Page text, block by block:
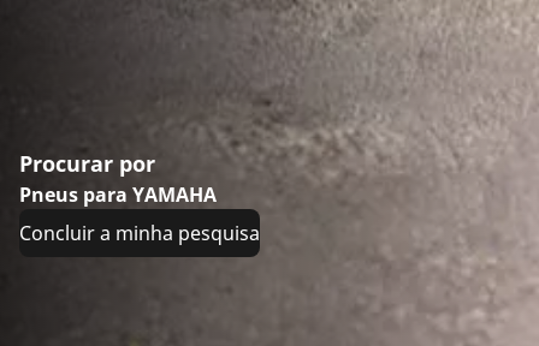
Procurar por
Pneus para YAMAHA
Concluir a minha pesquisa